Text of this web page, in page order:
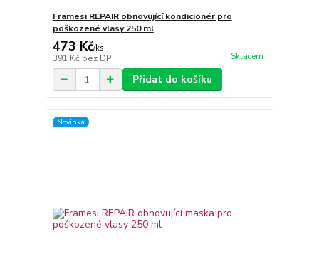
Framesi REPAIR obnovující kondicionér pro
poškozené vlasy 250 ml
473 Kč/ks
391 Kč bez DPH Skladem
Přidat do košíku
Novinka